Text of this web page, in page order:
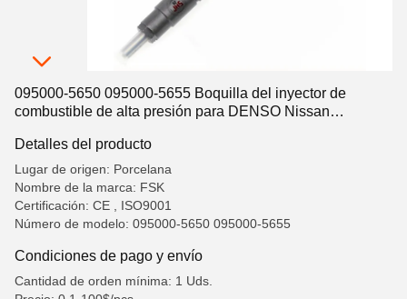
095000-5650 095000-5655 Boquilla del inyector de
combustible de alta presión para DENSO Nissan
Detalles del producto
Lugar de origen: Porcelana
Nombre de la marca: FSK
Certificación: CE , ISO9001
Número de modelo: 095000-5650 095000-5655
Condiciones de pago y envío
Cantidad de orden mínima: 1 Uds.